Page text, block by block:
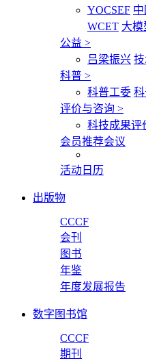
YOCSEF
WCET 大模
公益 >
吕梁振兴
科普 >
科普工委
评价与咨询 >
科技成果评
会员推荐会议
活动日历
出版物
CCCF
会刊
图书
年鉴
年度发展报告
数字图书馆
CCCF
期刊